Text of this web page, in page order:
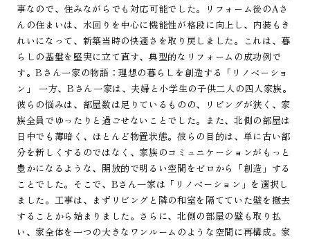
事なので、住みながらでも対応可能でした。リフォーム後のAさ
んの住まいは、水回りを中心に機能性が格段に向上し、内装もき
れいになって、新築当時の快適さを取り戻しました。これは、暮
らしの基盤を堅実に立て直す、典型的なリフォームの成功例で
す。Bさん一家の物語：理想の暮らしを創造する「リノベーショ
ン」 一方、Bさん一家は、夫婦と小学生の子供二人の四人家族。
彼らの悩みは、部屋数は足りているものの、リビングが狭く、家
族全員でゆったりと過ごせないことでした。また、北側の部屋は
日中でも薄暗く、ほとんど物置状態。彼らの目的は、単に古い部
分を新しくするのではなく、家族のコミュニケーションがもっと
豊かになるような、開放的で明るい空間をゼロから「創造」する
ことでした。そこで、Bさん一家は「リノベーション」を選択し
ました。工事は、まずリビングと隣の和室を隔てていた壁を撤去
することから始まりました。さらに、北側の部屋の壁も取り払
い、家全体を一つの大きなワンルームのような空間に再構成。家